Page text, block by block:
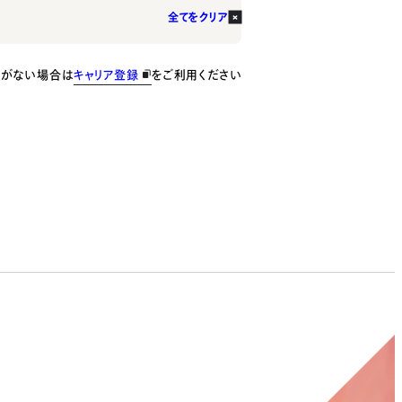
全てをクリア
ない場合はキャリア登録 をご利用ください